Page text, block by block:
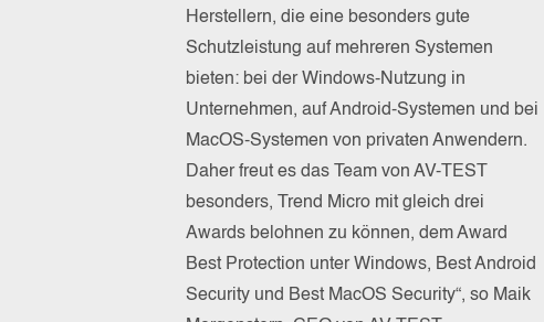
Herstellern, die eine besonders gute
Schutzleistung auf mehreren Systemen
bieten: bei der Windows-Nutzung in
Unternehmen, auf Android-Systemen und bei
MacOS-Systemen von privaten Anwendern.
Daher freut es das Team von AV-TEST
besonders, Trend Micro mit gleich drei
Awards belohnen zu können, dem Award
Best Protection unter Windows, Best Android
Security und Best MacOS Security“, so Maik